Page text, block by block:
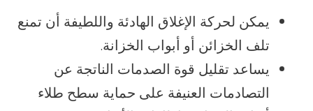
يمكن لحركة الإغلاق الهادئة واللطيفة أن تمنع
تلف الخزائن أو أبواب الخزانة.
يساعد تقليل قوة الصدمات الناتجة عن
التصادمات العنيفة على حماية سطح طلاء